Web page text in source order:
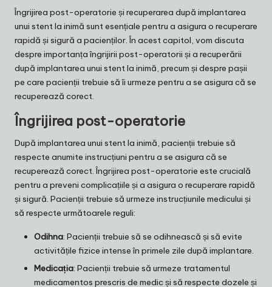
Îngrijirea post-operatorie și recuperarea după implantarea
unui stent la inimă sunt esențiale pentru a asigura o recuperare
rapidă și sigură a pacienților. În acest capitol, vom discuta
despre importanța îngrijirii post-operatorii și a recuperării
după implantarea unui stent la inimă, precum și despre pașii
pe care pacienții trebuie să îi urmeze pentru a se asigura că se
recuperează corect.
Îngrijirea post-operatorie
După implantarea unui stent la inimă, pacienții trebuie să
respecte anumite instrucțiuni pentru a se asigura că se
recuperează corect. Îngrijirea post-operatorie este crucială
pentru a preveni complicațiile și a asigura o recuperare rapidă
și sigură. Pacienții trebuie să urmeze instrucțiunile medicului și
să respecte următoarele reguli:
Odihna: Pacienții trebuie să se odihnească și să evite
activitățile fizice intense în primele zile după implantare.
Medicația: Pacienții trebuie să urmeze tratamentul
medicamentos prescris de medic și să respecte dozele și